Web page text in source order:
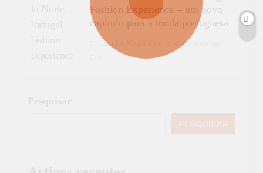
Fashion Experience – um novo
capítulo para a moda portuguesa
Cláudia Magalhães 4 semanas ago
PESQUISAR